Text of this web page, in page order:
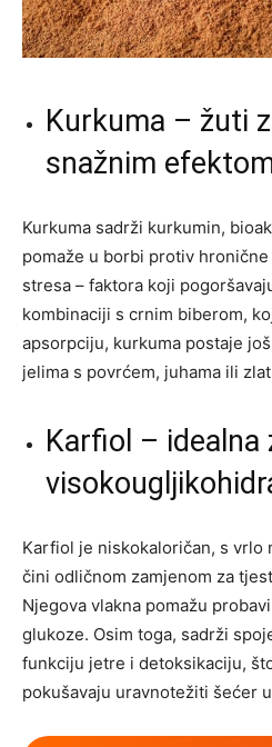
Kurkuma – žuti
snažnim
Kurkuma sadrži kurkumin,
pomaže u borbi protiv
stresa – faktora koji
kombinaciji s crnim biberom,
apsorpciju, kurkuma postaje
jelima s povrćem, juhama ili
Karfiol – idealna
Karfiol je niskokaloričan, s vrlo
čini odličnom zamjenom za
Njegova vlakna pomažu
glukoze. Osim toga, sadrži
funkciju jetre i detoksikaciju,
pokušavaju uravnotežiti šećer